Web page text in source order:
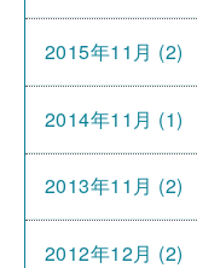
2015年11月 (2)
2014年11月 (1)
2013年11月 (2)
2012年12月 (2)